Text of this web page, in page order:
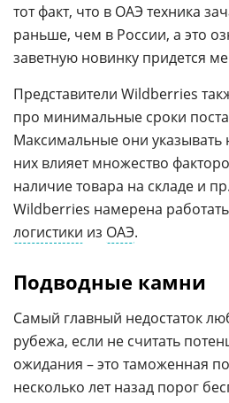
тот факт, что в ОАЭ техника
раньше, чем в России, а это
заветную новинку придется
Представители Wildberries
про минимальные сроки
Максимальные они указывать
них влияет множество
наличие товара на складе и
Wildberries намерена
логистики из ОАЭ.
Подводные камни
Самый главный недостаток
рубежа, если не считать
ожидания – это таможенная
несколько лет назад порог